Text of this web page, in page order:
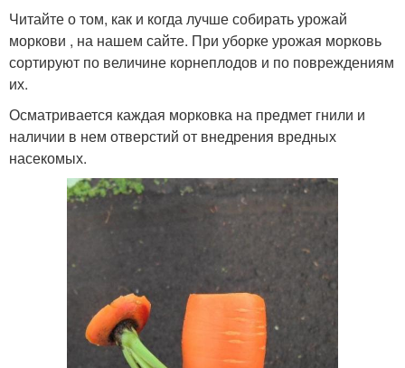
Читайте о том, как и когда лучше собирать урожай
моркови , на нашем сайте. При уборке урожая морковь
сортируют по величине корнеплодов и по повреждениям
их.
Осматривается каждая морковка на предмет гнили и
наличии в нем отверстий от внедрения вредных
насекомых.